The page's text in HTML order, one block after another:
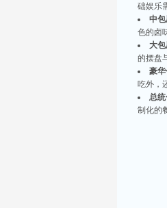
础娱乐
中
色的卤
大
的摆盘
豪
吃外，
总
制化的